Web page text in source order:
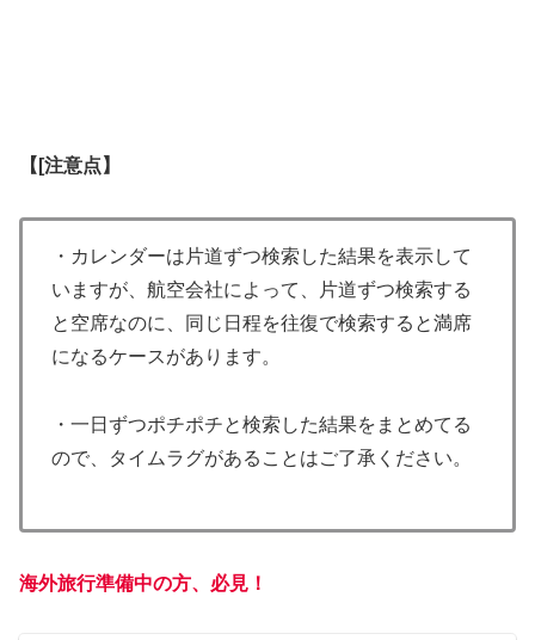
【[注意点】
・カレンダーは片道ずつ検索した結果を表示して
いますが、航空会社によって、片道ずつ検索する
と空席なのに、同じ日程を往復で検索すると満席
になるケースがあります。
・一日ずつポチポチと検索した結果をまとめてる
ので、タイムラグがあることはご了承ください。
海外旅行準備中の方、必見！